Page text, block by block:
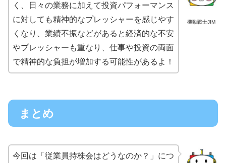
機動戦士JIM
く、日々の業務に加えて投資パフォーマンス
に対しても精神的なプレッシャーを感じやす
くなり、業績不振などがあると経済的な不安
やプレッシャーも重なり、仕事や投資の両面
で精神的な負担が増加する可能性があるよ！
まとめ
今回は「従業員持株会はどうなのか？」につ